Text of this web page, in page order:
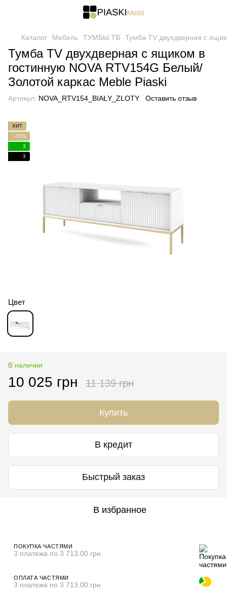
Каталог Мебель ТУМБЫ ТВ Тумба TV двухдверная с
Тумба TV двухдверная с ящиком в
гостинную NOVA RTV154G Белый/
Золотой каркас Meble Piaski
Артикул: NOVA_RTV154_BIAŁY_ZLOTY Оставить отзыв
ХИТ
−10%
3
3
Цвет
В наличии
10 025 грн 11 139 грн
Купить
В кредит
Быстрый заказ
В избранное
ПОКУПКА ЧАСТЯМИ
3 платежа по 3 713.00 грн
ОПЛАТА ЧАСТЯМИ
3 платежа по 3 713.00 грн